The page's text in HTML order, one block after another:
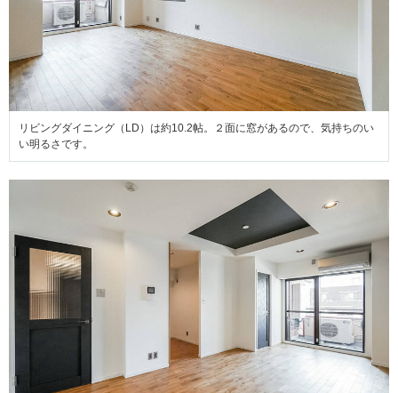
リビングダイニング（LD）は約10.2帖。２面に窓があるので、気持ちのい
い明るさです。